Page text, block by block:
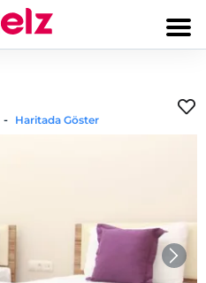
- Haritada Göster